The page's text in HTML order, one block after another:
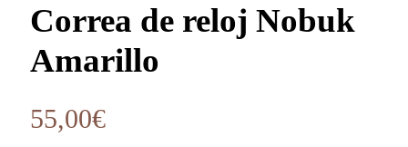
Correa de reloj Nobuk
Amarillo
55,00€